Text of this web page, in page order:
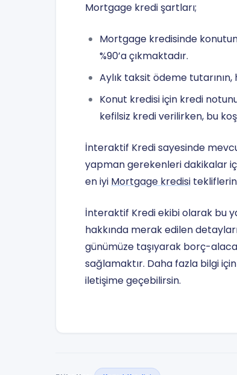
Mortgage kredi şartları;
Mortgage kredisinde
%90’a çıkmaktadır.
Aylık taksit ödeme
Konut kredisi için kredi
kefilsiz kredi verilirken, bu
İnteraktif Kredi sayesinde
yapman gerekenleri dakikalar
en iyi Mortgage kredisi
İnteraktif Kredi ekibi olarak bu
hakkında merak edilen
günümüze taşıyarak borç-
sağlamaktır. Daha fazla bilgi
iletişime geçebilirsin.